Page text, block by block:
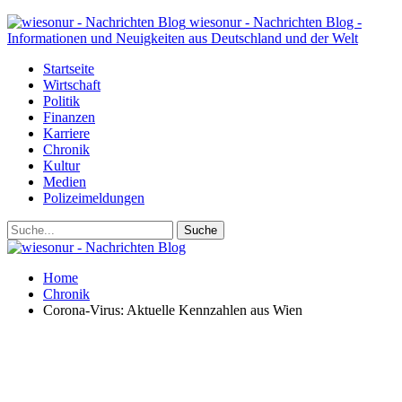
wiesonur - Nachrichten Blog -
Informationen und Neuigkeiten aus Deutschland und der Welt
Startseite
Wirtschaft
Politik
Finanzen
Karriere
Chronik
Kultur
Medien
Polizeimeldungen
Home
Chronik
Corona-Virus: Aktuelle Kennzahlen aus Wien